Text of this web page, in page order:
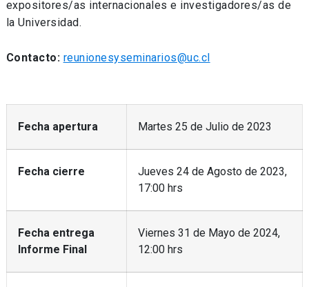
expositores/as internacionales e investigadores/as de
la Universidad.
Contacto: reunionesyseminarios@uc.cl
Fecha apertura Martes 25 de Julio de 2023
Fecha cierre
Jueves 24 de Agosto de 2023,
17:00 hrs
Fecha entrega
Informe Final
Viernes 31 de Mayo de 2024,
12:00 hrs